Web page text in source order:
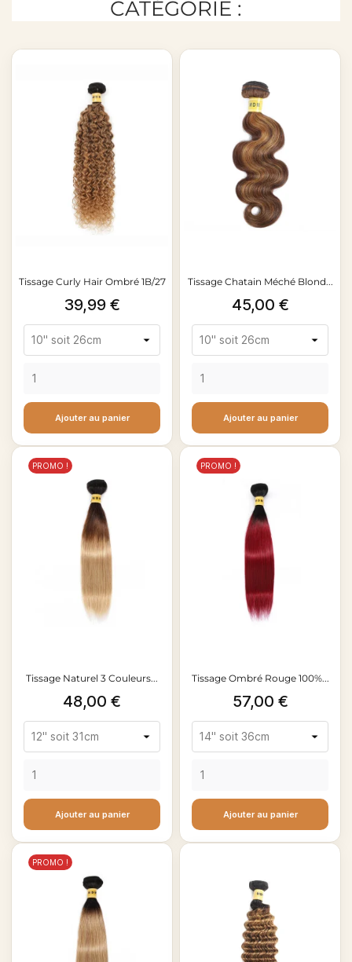
CATÉGORIE :
Tissage Curly Hair Ombré 1B/27
Prix
39,99 €
Ajouter au panier
Tissage Chatain Méché Blond...
Prix
45,00 €
Ajouter au panier
Tissage Naturel 3 Couleurs...
Prix
48,00 €
Ajouter au panier
PROMO !
Tissage Ombré Rouge 100%...
Prix
57,00 €
Ajouter au panier
PROMO !
PROMO !